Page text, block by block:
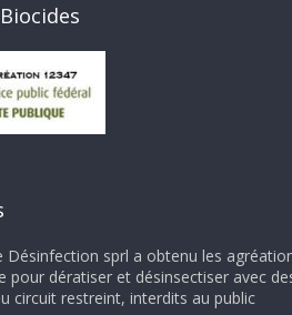
Désinfection sprl a obtenu les
pour dératiser et désinsectiser avec
circuit restreint, interdits au public